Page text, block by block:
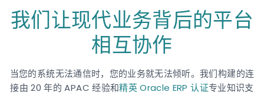
我们让现代业务背后的平台
相互协作
当您的系统无法通信时，您的业务就无法倾听。我们构建的连
接由 20 年的 APAC 经验和精英 Oracle ERP 认证专业知识支